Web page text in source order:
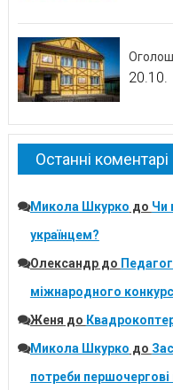
20.10.
Останні коментарі
Микола Шкурко до Чи
українцем?
Олександрдо
міжнародного
Женя до
Микола Шкурко до
потреби першочергові